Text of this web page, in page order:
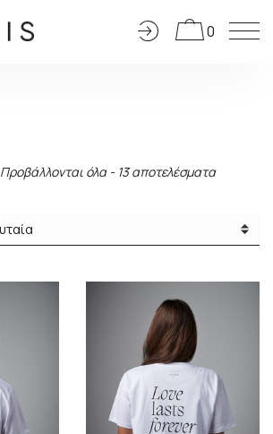
0
Προβάλλονται όλα - 13 αποτελέσματαSorted